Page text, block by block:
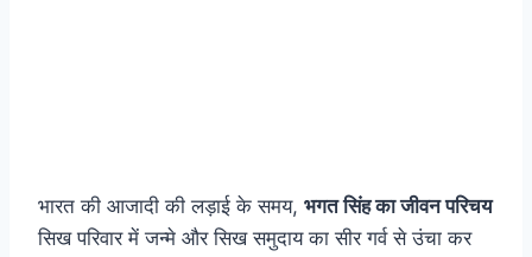
भारत की आजादी की लड़ाई के समय, भगत सिंह का जीवन परिचय
सिख परिवार में जन्मे और सिख समुदाय का सीर गर्व से उंचा कर